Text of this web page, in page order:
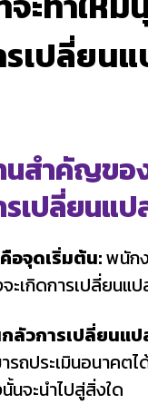
เปลี่ยน
นสำคัญขอ
รเปลี่ยนแป
อจุดเริ่มต้น:พนัก
ะเกิดการเปลี่ยนแ
ลัวการเปลี่ยนแป
รถประเมินอนาคต
นจะนำไปสู่สิ่งใด